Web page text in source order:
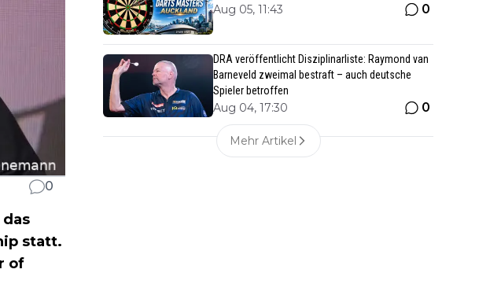
0
das
statt.
of
Aug 05, 11:43 0
DRA veröffentlicht Disziplinarliste: Raymond van
Barneveld zweimal bestraft – auch deutsche
Spieler betroffen
Aug 04, 17:30 0
Mehr Artikel